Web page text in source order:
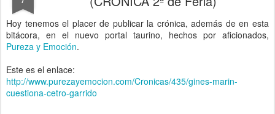
Hoy tenemos el placer de publicar la crónica, además de en esta
bitácora, en el nuevo portal taurino, hechos por aficionados,
Pureza y Emoción.
Este es el enlace:
http://www.purezayemocion.com/Cronicas/435/gines-marin-
cuestiona-cetro-garrido